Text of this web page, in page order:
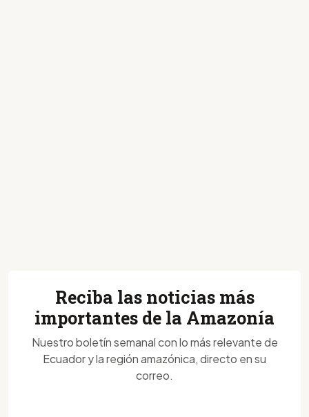
Reciba las noticias más
importantes de la Amazonía
Nuestro boletín semanal con lo más relevante de
Ecuador y la región amazónica, directo en su
correo.